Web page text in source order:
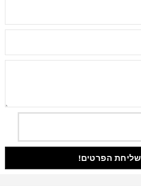
שליחת הפרטים!